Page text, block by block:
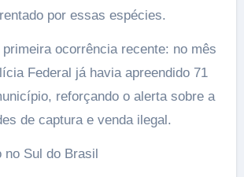
por essas espécies.
ocorrência recente: no mês
Federal já havia apreendido 71
reforçando o alerta sobre a
de captura e venda ilegal.
no Sul do Brasil